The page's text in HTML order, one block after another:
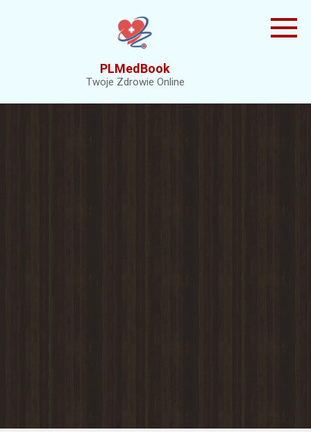
PLMedBook
Twoje Zdrowie Online